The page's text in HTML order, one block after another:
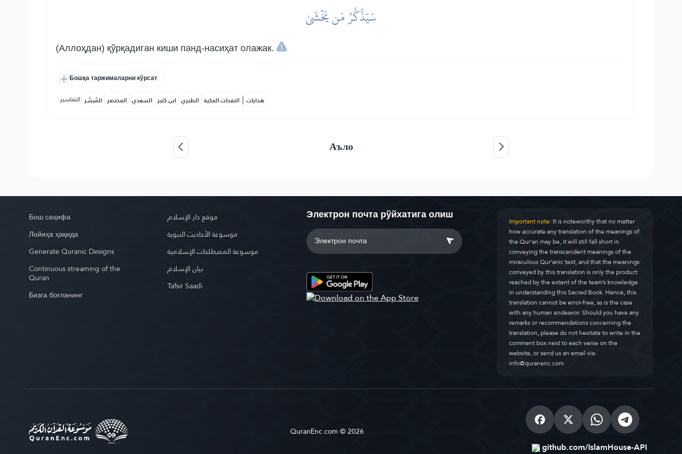
سَيَذَّكَّرُ مَن يَخۡشَىٰ
(Аллоҳдан) қўрқадиган киши панд-насиҳат олажак.
Бошқа таржималарни кўрсат
التفاسير: المُيسَّر المختصر السعدي ابن كثير الطبري النفحات المكية | هدايات
Аъло
Бош саҳифа
Лойиҳа ҳақида
Generate Quranic Designs
Continuous streaming of the
Quran
Бизга боғланинг
موقع دار الإسلام
موسوعة الأحاديث النبوية
موسوعة المصطلحات الإسلامية
بيان الإسلام
Tafsir Saadi
Электрон почта рўйхатига олиш Important note:It is noteworthy that no matter
how accurate any translation of the meanings of
the Qur’an may be, it will still fall short in
conveying the transcendent meanings of the
miraculous Qur’anic text, and that the meanings
conveyed by this translation is only the product
reached by the extent of the team’s knowledge
in understanding this Sacred Book. Hence, this
translation cannot be error-free, as is the case
with any human endeavor. Should you have any
remarks or recommendations concerning the
translation, please do not hesitate to write in the
comment box next to each verse on the
website, or send us an email via:
info@quranenc.com
QuranEnc.com © 2026
github.com/IslamHouse-API